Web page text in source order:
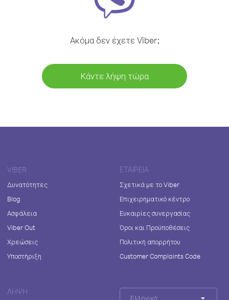
Ακόμα δεν έχετε Viber;
Κάντε λήψη τώρα
VIBER
Δυνατότητες
Blog
Ασφάλεια
Viber Out
Χρεώσεις
Υποστήριξη
ΕΤΑΙΡΕΊΑ
Σχετικά με το Viber
Επιχειρηματικό κέντρο
Ευκαιρίες συνεργασίας
Όροι και Προϋποθέσεις
Πολιτική απορρήτου
Customer Complaints Code
ΛΉΨΗ
Ελληνικά